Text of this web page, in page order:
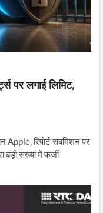
पर लगाई लिमिट,
Apple, रिपोर्ट सबमिशन पर
बड़ी संख्या में फर्जी